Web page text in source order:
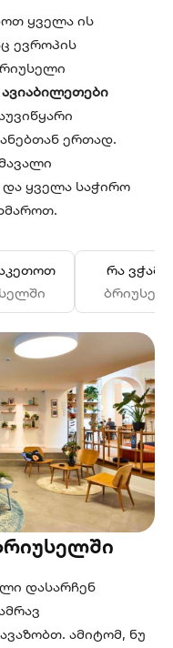
ყველა ის
ევროპის
ერთად.
და ყველა საჭირო
რა
დასარჩენ
ამიტომ, ნუ